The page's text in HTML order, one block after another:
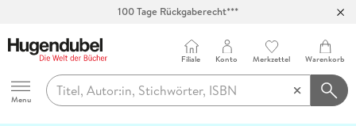
100 Tage Rückgaberecht***
Hugendubel
Menu
Filiale Konto Merkzettel Warenkorb